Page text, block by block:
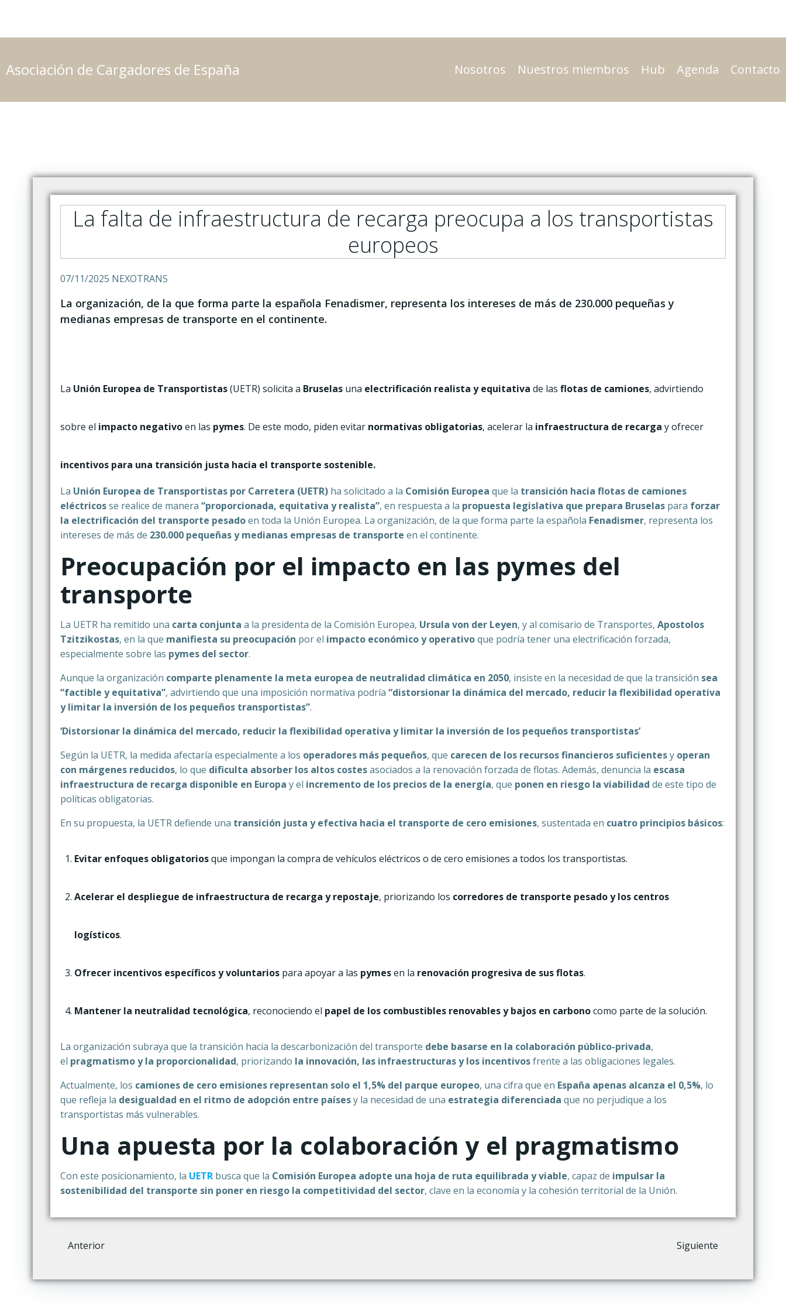
contenido
Asociación de Cargadores de España Nosotros Nuestros miembros Hub Agenda Contacto
La falta de infraestructura de recarga preocupa a los transportistas
europeos
07/11/2025 NEXOTRANS
La organización, de la que forma parte la española Fenadismer, representa los intereses de más de 230.000 pequeñas y
medianas empresas de transporte en el continente.
La Unión Europea de Transportistas(UETR) solicita a Bruselas una electrificación realista y equitativa de las flotas de camiones, advirtiendo
sobre el impacto negativoen las pymes. De este modo, piden evitar normativas obligatorias, acelerar la infraestructura de recarga y ofrecer
incentivos para una transición justa hacia el transporte sostenible.
La Unión Europea de Transportistas por Carretera (UETR) ha solicitado a la Comisión Europea que la transición hacia flotas de camiones
eléctricosse realice de manera “proporcionada, equitativa y realista”, en respuesta a la propuesta legislativa que prepara Bruselas para forzar
la electrificación del transporte pesadoen toda la Unión Europea. La organización, de la que forma parte la española Fenadismer, representa los
intereses de más de 230.000 pequeñas y medianas empresas de transporte en el continente.
Preocupación por el impacto en las pymes del
transporte
La UETR ha remitido una carta conjunta a la presidenta de la Comisión Europea, Ursula von der Leyen, y al comisario de Transportes, Apostolos
Tzitzikostas, en la que manifiesta su preocupación por el impacto económico y operativoque podría tener una electrificación forzada,
especialmente sobre las pymes del sector.
Aunque la organización comparte plenamente la meta europea de neutralidad climática en 2050, insiste en la necesidad de que la transición sea
“factible y equitativa”, advirtiendo que una imposición normativa podría “distorsionar la dinámica del mercado, reducir la flexibilidad operativa
y limitar la inversión de los pequeños transportistas”.
‘Distorsionar la dinámica del mercado, reducir la flexibilidad operativa y limitar la inversión de los pequeños transportistas’
Según la UETR, la medida afectaría especialmente a los operadores más pequeños, que carecen de los recursos financieros suficientesy operan
con márgenes reducidos, lo que dificulta absorber los altos costesasociados a la renovación forzada de flotas. Además, denuncia la escasa
infraestructura de recarga disponible en Europa y el incremento de los precios de la energía, que ponen en riesgo la viabilidad de este tipo de
políticas obligatorias.
En su propuesta, la UETR defiende una transición justa y efectiva hacia el transporte de cero emisiones, sustentada en cuatro principios básicos:
Evitar enfoques obligatoriosque impongan la compra de vehículos eléctricos o de cero emisiones a todos los transportistas.
Acelerar el despliegue de infraestructura de recarga y repostaje, priorizando los corredores de transporte pesado y los centros
logísticos.
Ofrecer incentivos específicos y voluntarios para apoyar a las pymesen la renovación progresiva de sus flotas.
Mantener la neutralidad tecnológica, reconociendo el papel de los combustibles renovables y bajos en carbonocomo parte de la solución.
La organización subraya que la transición hacia la descarbonización del transporte debe basarse en la colaboración público-privada,
el pragmatismo y la proporcionalidad, priorizando la innovación, las infraestructuras y los incentivosfrente a las obligaciones legales.
Actualmente, los camiones de cero emisiones representan solo el 1,5% del parque europeo, una cifra que en España apenas alcanza el 0,5%, lo
que refleja la desigualdad en el ritmo de adopción entre paísesy la necesidad de una estrategia diferenciada que no perjudique a los
transportistas más vulnerables.
Una apuesta por la colaboración y el pragmatismo
Con este posicionamiento, la UETR busca que la Comisión Europea adopte una hoja de ruta equilibrada y viable, capaz de impulsar la
sostenibilidad del transporte sin poner en riesgo la competitividad del sector, clave en la economía y la cohesión territorial de la Unión.
Navegación
por
Anterior
por
Siguiente